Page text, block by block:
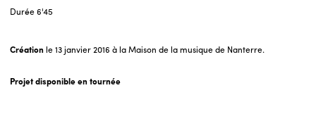
Durée6'45
Création le 13 janvier 2016 à la Maison de la musique de Nanterre.
Projet disponible en tournée